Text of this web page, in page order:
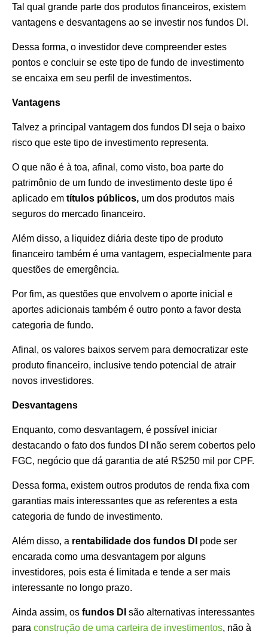
Tal qual grande parte dos produtos financeiros, existem
vantagens e desvantagens ao se investir nos fundos DI.
Dessa forma, o investidor deve compreender estes
pontos e concluir se este tipo de fundo de investimento
se encaixa em seu perfil de investimentos.
Vantagens
Talvez a principal vantagem dos fundos DI seja o baixo
risco que este tipo de investimento representa.
O que não é à toa, afinal, como visto, boa parte do
patrimônio de um fundo de investimento deste tipo é
aplicado em títulos públicos, um dos produtos mais
seguros do mercado financeiro.
Além disso, a liquidez diária deste tipo de produto
financeiro também é uma vantagem, especialmente para
questões de emergência.
Por fim, as questões que envolvem o aporte inicial e
aportes adicionais também é outro ponto a favor desta
categoria de fundo.
Afinal, os valores baixos servem para democratizar este
produto financeiro, inclusive tendo potencial de atrair
novos investidores.
Desvantagens
Enquanto, como desvantagem, é possível iniciar
destacando o fato dos fundos DI não serem cobertos pelo
FGC, negócio que dá garantia de até R$250 mil por CPF.
Dessa forma, existem outros produtos de renda fixa com
garantias mais interessantes que as referentes a esta
categoria de fundo de investimento.
Além disso, a rentabilidade dos fundos DI pode ser
encarada como uma desvantagem por alguns
investidores, pois esta é limitada e tende a ser mais
interessante no longo prazo.
Ainda assim, os fundos DI são alternativas interessantes
para construção de uma carteira de investimentos, não à